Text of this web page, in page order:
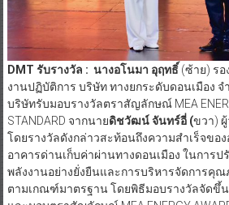
DMT รับรางวัล : นางอโนมา อุฤทธิ์(ซ้าย) รอ
งานปฏิบัติการ บริษัท ทางยกระดับดอนเมือง
บริษัทรับมอบรางวัลตราสัญลักษณ์ MEA
STANDARD จากนายดิชวัฒน์ จันทร์อี่ (ขวา)
โดยรางวัลดังกล่าวสะท้อนถึงความสำเร็จขอ
อาคารด่านเก็บค่าผ่านทางดอนเมือง ในการ
พลังงานอย่างยั่งยืนและการบริหารจัดการคุ
ตามเกณฑ์มาตรฐาน โดยพิธีมอบรางวัลจัดขึ้